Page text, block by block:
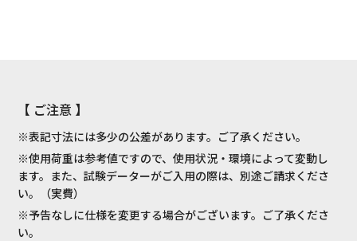
【 ご注意 】
※表記寸法には多少の公差があります。ご了承ください。
※使用荷重は参考値ですので、使用状況・環境によって変動し
ます。また、試験データーがご入用の際は、別途ご請求くださ
い。（実費）
※予告なしに仕様を変更する場合がございます。ご了承くださ
い。